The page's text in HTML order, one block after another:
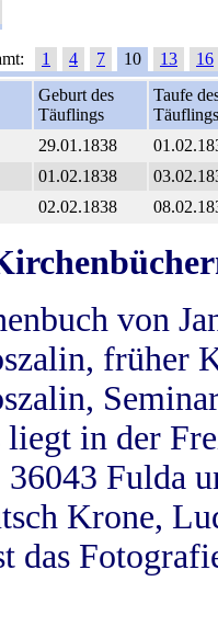
1 4 7 10 13
16
Geburt des
Täuflings
Taufe
Täuflings
29.01.1838
01.02.1838
02.02.1838
von
früher
liegt in der
36043 Fulda
Krone,
das